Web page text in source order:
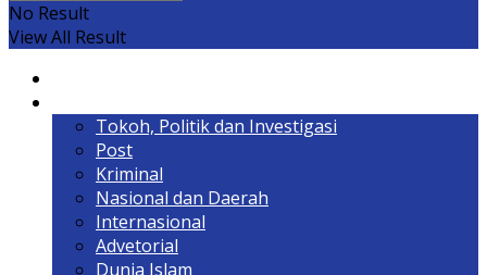
No Result
View All Result
Tokoh, Politik dan Investigasi
Post
Kriminal
Nasional dan Daerah
Internasional
Advetorial
Dunia Islam